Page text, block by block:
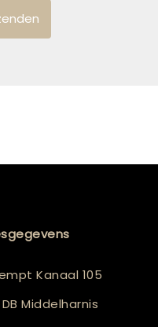
Kanaal 105
DB Middelharnis